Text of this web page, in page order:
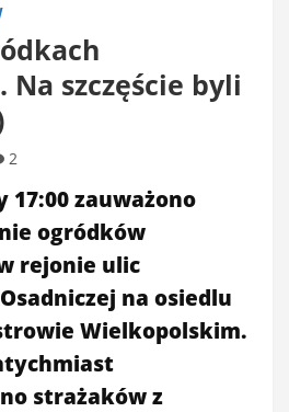
Na szczęście byli
2
17:00 zauważono
ogródków
rejonie ulic
na osiedlu
Wielkopolskim.
strażaków z